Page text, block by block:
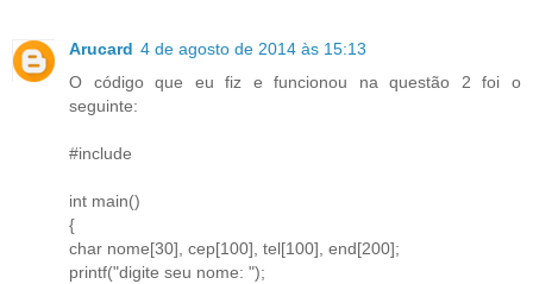
Arucard 4 de agosto de 2014 às 15:13
O código que eu fiz e funcionou na questão 2 foi o
seguinte:
#include
int main()
{
char nome[30], cep[100], tel[100], end[200];
printf("digite seu nome: ");